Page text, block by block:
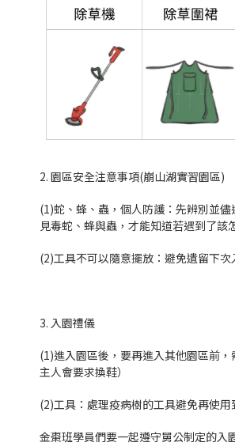
2. 園區安全注意事項(崩山湖實習園區)
(1)蛇、蜂、蟲，個人防護：先辨別並
見毒蛇、蜂與蟲，才能知道若遇到了該
(2)工具不可以隨意擺放：避免遺留下
3. 入園禮儀
(1)進入園區後，要再進入其他園區前
主人會要求換鞋）
(2)工具：處理疫病樹的工具避免再使用
金棗班學員們要一起遵守舅公制定的入